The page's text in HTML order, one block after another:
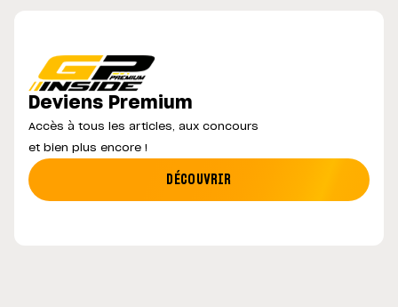
Deviens Premium
Accès à tous les articles, aux concours
et bien plus encore !
DÉCOUVRIR